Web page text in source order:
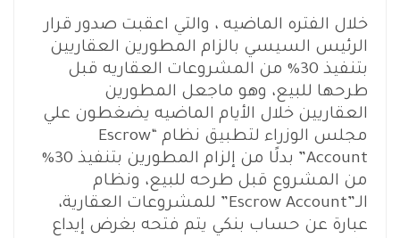
خلال الفتره الماضيه ، والتي اعقبت صدور قرار
الرئيس السيسي بالزام المطورين العقاريين
بتنفيذ 30% من المشروعات العقاريه قبل
طرحها للبيع، وهو ماجعل المطورين
العقاريين خلال الأيام الماضيه يضغطون علي
مجلس الوزراء لتطبيق نظام “Escrow
Account” بدلًا من إلزام المطورين بتنفيذ 30%
من المشروع قبل طرحه للبيع، ونظام
الـ”Escrow Account” للمشروعات العقارية،
عبارة عن حساب بنكي يتم فتحه بغرض إيداع